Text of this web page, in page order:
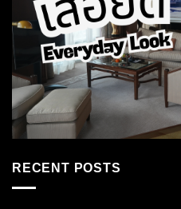
RECENT POSTS